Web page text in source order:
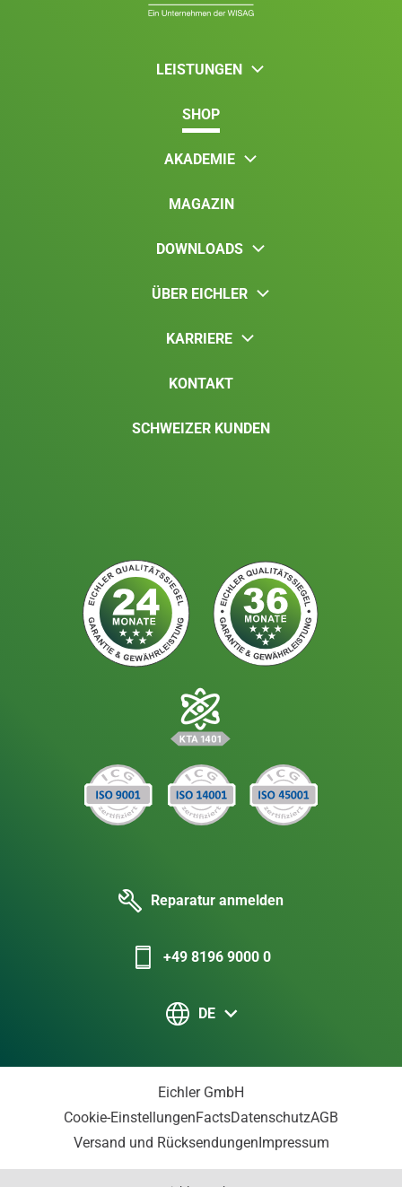
LEISTUNGEN
SHOP
AKADEMIE
MAGAZIN
DOWNLOADS
ÜBER EICHLER
KARRIERE
KONTAKT
SCHWEIZER KUNDEN
Reparatur anmelden
+49 8196 9000 0
DE
Eichler GmbH
Cookie-EinstellungenFactsDatenschutzAGB
Versand und RücksendungenImpressum